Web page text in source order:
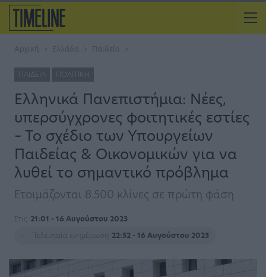
Αρχική Ελλάδα Παιδεία
ΠΑΙΔΕΊΑ ΠΟΛΙΤΙΚΉ
Ελληνικά Πανεπιστήμια: Νέες,
υπερσύγχρονες φοιτητικές εστίες
– Το σχέδιο των Υπουργείων
Παιδείας & Οικονομικών για να
λυθεί το σημαντικό πρόβλημα
Ετοιμάζονται 8.500 κλίνες σε πρώτη φάση
Στις 21:01 - 16 Αυγούστου 2023
Τελευταία ενημέρωση
22:52 - 16 Αυγούστου 2023